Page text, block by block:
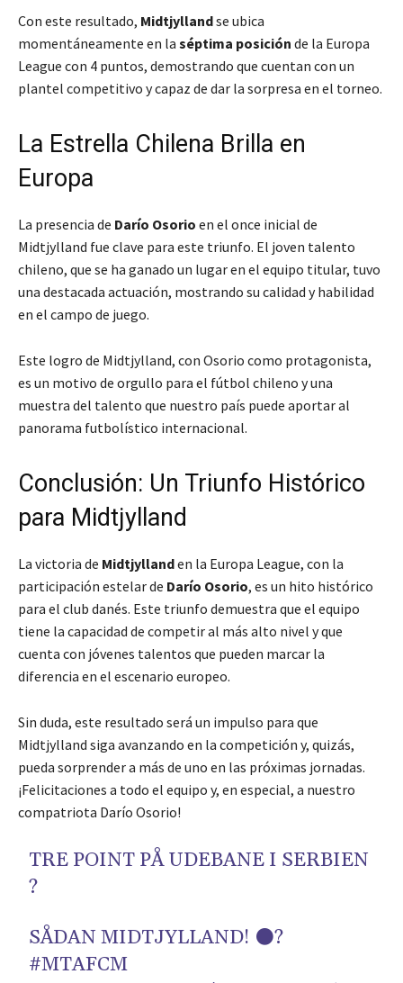
Con este resultado, Midtjyllandse ubica
momentáneamente en la séptima posición de la Europa
League con 4 puntos, demostrando que cuentan con un
plantel competitivo y capaz de dar la sorpresa en el torneo.
La Estrella Chilena Brilla en
Europa
La presencia de Darío Osorio en el once inicial de
Midtjylland fue clave para este triunfo. El joven talento
chileno, que se ha ganado un lugar en el equipo titular, tuvo
una destacada actuación, mostrando su calidad y habilidad
en el campo de juego.
Este logro de Midtjylland, con Osorio como protagonista,
es un motivo de orgullo para el fútbol chileno y una
muestra del talento que nuestro país puede aportar al
panorama futbolístico internacional.
Conclusión: Un Triunfo Histórico
para Midtjylland
La victoria de Midtjyllanden la Europa League, con la
participación estelar de Darío Osorio, es un hito histórico
para el club danés. Este triunfo demuestra que el equipo
tiene la capacidad de competir al más alto nivel y que
cuenta con jóvenes talentos que pueden marcar la
diferencia en el escenario europeo.
Sin duda, este resultado será un impulso para que
Midtjylland siga avanzando en la competición y, quizás,
pueda sorprender a más de uno en las próximas jornadas.
¡Felicitaciones a todo el equipo y, en especial, a nuestro
compatriota Darío Osorio!
TRE POINT PÅ UDEBANE I SERBIEN
?
SÅDAN MIDTJYLLAND! ⚫?
#MTAFCM